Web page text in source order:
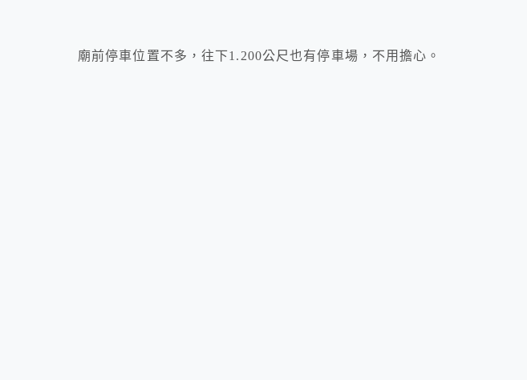
廟前停車位置不多，往下1.200公尺也有停車場，不用擔心。